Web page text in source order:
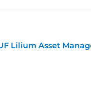
Lilium Asset